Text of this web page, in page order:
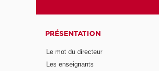
PRÉSENTATION
Le mot du directeur
Les enseignants